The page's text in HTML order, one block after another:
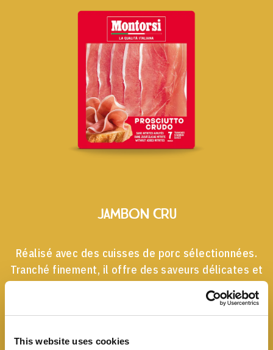
This website uses cookies
Spécialités Affinées
Jambon Cru
Réalisé avec des cuisses de porc sélectionnées.
Tranché finement, il offre des saveurs délicates et